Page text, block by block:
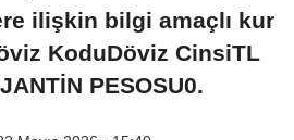
ilişkin bilgi amaçlı kur
KoduDöviz CinsiTL
PESOSU0.